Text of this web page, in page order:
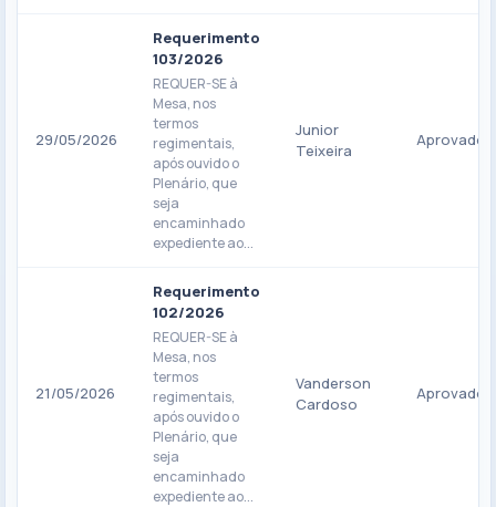
29/05/2026
Requerimento
103/2026
REQUER-SE à
Mesa, nos
termos
regimentais,
após ouvido o
Plenário, que
seja
encaminhado
expediente ao...
Junior
Teixeira
Aprovado
21/05/2026
Requerimento
102/2026
REQUER-SE à
Mesa, nos
termos
regimentais,
após ouvido o
Plenário, que
seja
encaminhado
expediente ao...
Vanderson
Cardoso
Aprovado